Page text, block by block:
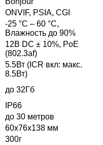
ONVIF, PSIA, CGI
-25 °C – 60 °C,
Влажность до 90%
12В DC ± 10%, PoE
(802.3af)
5.5Вт (ICR вкл: макс.
8.5Вт)
до 32Гб
IP66
до 30 метров
60x76x138 мм
300г